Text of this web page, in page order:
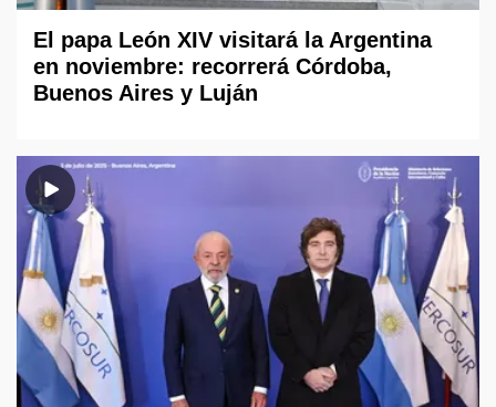
El papa León XIV visitará la Argentina
en noviembre: recorrerá Córdoba,
Buenos Aires y Luján